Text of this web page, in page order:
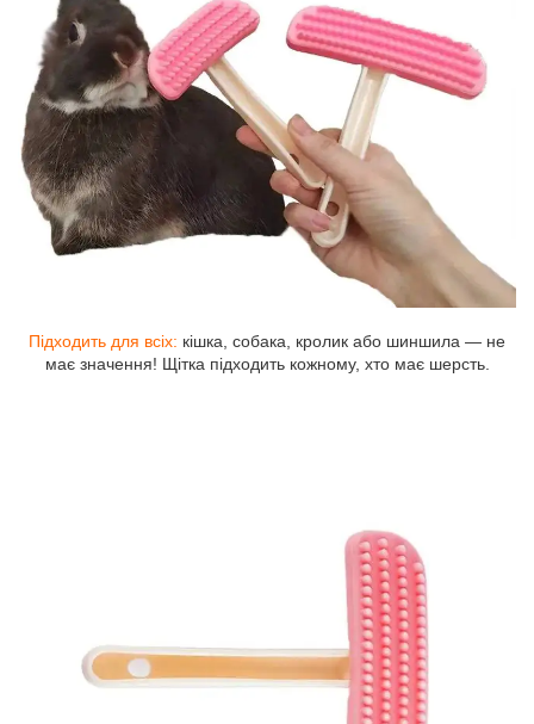
Підходить для всіх: кішка, собака, кролик або шиншила — не
має значення! Щітка підходить кожному, хто має шерсть.